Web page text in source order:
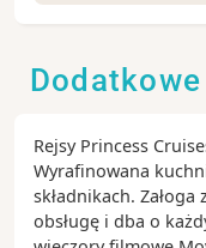
Fort Lauderdale
„Wenecją
kanałach,
pobliskie Miami i
Zobacz koniecznie:
Fort
plaża z
Dodatkowe
Rejsy Princess
Wyrafinowana
składnikach.
obsługę i dba o